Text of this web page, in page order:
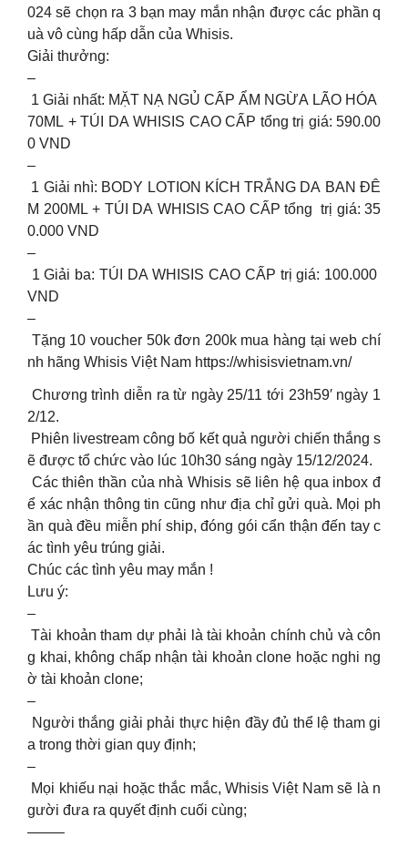
024 sẽ chọn ra 3 bạn may mắn nhận được các phần q
uà vô cùng hấp dẫn của Whisis.
Giải thưởng:
–
1 Giải nhất: MẶT NẠ NGỦ CẤP ẨM NGỪA LÃO HÓA
70ML + TÚI DA WHISIS CAO CẤP tổng trị giá: 590.00
0 VND
–
1 Giải nhì: BODY LOTION KÍCH TRẮNG DA BAN ĐÊ
M 200ML + TÚI DA WHISIS CAO CẤP tổng trị giá: 35
0.000 VND
–
1 Giải ba: TÚI DA WHISIS CAO CẤP trị giá: 100.000
VND
–
Tặng 10 voucher 50k đơn 200k mua hàng tại web chí
nh hãng Whisis Việt Nam https://whisisvietnam.vn/
Chương trình diễn ra từ ngày 25/11 tới 23h59′ ngày 1
2/12.
Phiên livestream công bố kết quả người chiến thắng s
ẽ được tổ chức vào lúc 10h30 sáng ngày 15/12/2024.
Các thiên thần của nhà Whisis sẽ liên hệ qua inbox đ
ể xác nhận thông tin cũng như địa chỉ gửi quà. Mọi ph
ần quà đều miễn phí ship, đóng gói cẩn thận đến tay c
ác tình yêu trúng giải.
Chúc các tình yêu may mắn !
Lưu ý:
–
Tài khoản tham dự phải là tài khoản chính chủ và côn
g khai, không chấp nhận tài khoản clone hoặc nghi ng
ờ tài khoản clone;
–
Người thắng giải phải thực hiện đầy đủ thể lệ tham gi
a trong thời gian quy định;
–
Mọi khiếu nại hoặc thắc mắc, Whisis Việt Nam sẽ là n
gười đưa ra quyết định cuối cùng;
——–